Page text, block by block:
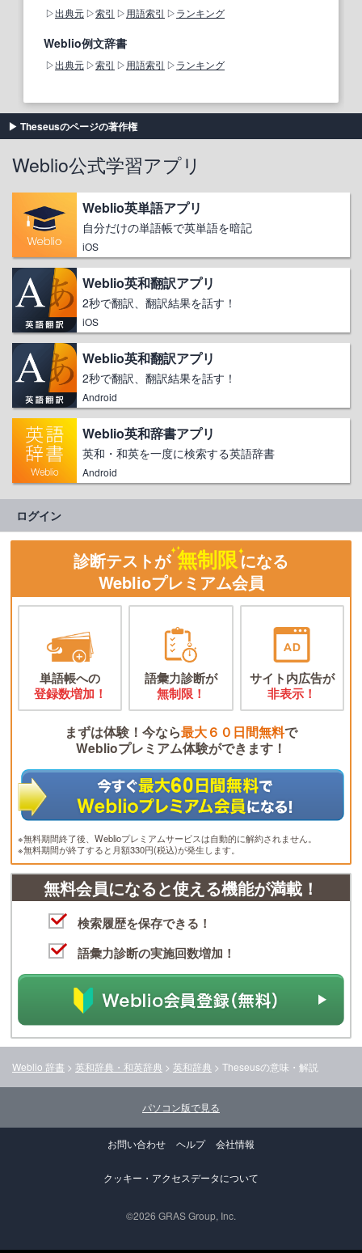
出典元 索引 用語索引 ランキング
Weblio例文辞書
出典元 索引 用語索引 ランキング
Theseusのページの著作権
Weblio公式学習アプリ
Weblio英単語アプリ
自分だけの単語帳で英単語を暗記
iOS
Weblio英和翻訳アプリ
2秒で翻訳、翻訳結果を話す！
iOS
Weblio英和翻訳アプリ
2秒で翻訳、翻訳結果を話す！
Android
Weblio英和辞書アプリ
英和・和英を一度に検索する英語辞書
Android
ログイン
診断テストが 無制限になる
Weblioプレミアム会員
単語帳への
登録数増加！
語彙力診断が
無制限！
サイト内広告が
非表示！
まずは体験！今なら最大６０日間無料で
Weblioプレミアム体験ができます！
※無料期間終了後、Weblioプレミアムサービスは自動的に解約されません。
※無料期間が終了すると月額330円(税込)が発生します。
無料会員になると使える機能が満載！
検索履歴を保存できる！
語彙力診断の実施回数増加！
Weblio 辞書 > 英和辞典・和英辞典 > 英和辞典 > Theseusの意味・解説
パソコン版で見る
お問い合わせ ヘルプ 会社情報
クッキー・アクセスデータについて
©2026 GRAS Group, Inc.